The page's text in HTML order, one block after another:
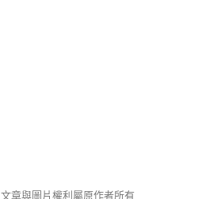
文章與圖片權利屬原作者所有